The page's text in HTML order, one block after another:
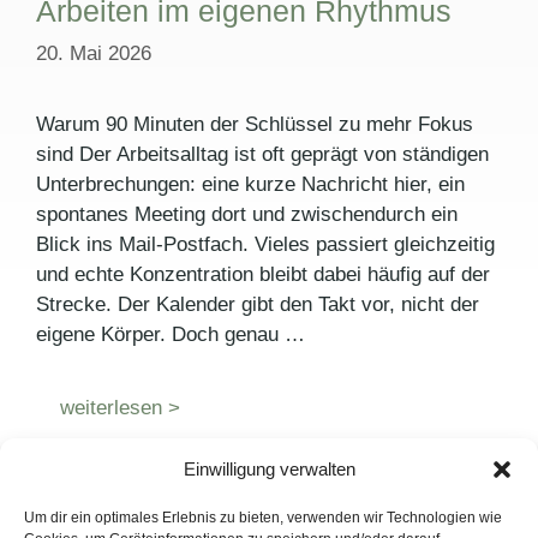
Einwilligung verwalten
Um dir ein optimales Erlebnis zu bieten, verwenden wir Technologien wie
Arbeiten im eigenen Rhythmus
20. Mai 2026
Warum 90 Minuten der Schlüssel zu mehr Fokus
sind Der Arbeitsalltag ist oft geprägt von ständigen
Unterbrechungen: eine kurze Nachricht hier, ein
spontanes Meeting dort und zwischendurch ein
Blick ins Mail-Postfach. Vieles passiert gleichzeitig
und echte Konzentration bleibt dabei häufig auf der
Strecke. Der Kalender gibt den Takt vor, nicht der
eigene Körper. Doch genau …
weiterlesen >
Schlagwörter
Arbeiten,Arbeitsrhythmus,Ergonomischer